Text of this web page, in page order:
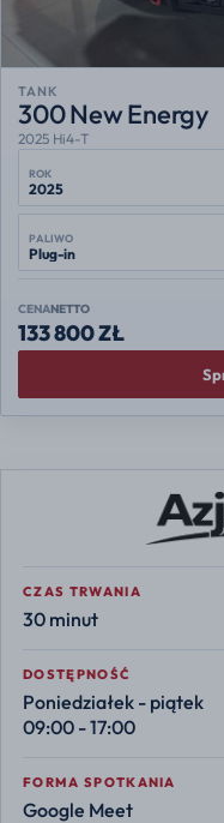
TANK
300 New Energy
2025 Hi4-T
ROK
2025
PALIWO
Plug-in
CENANETTO
133 800 ZŁ
CZAS TRWANIA
30 minut
DOSTĘPNOŚĆ
Poniedziałek - piątek
09:00 - 17:00
FORMA SPOTKANIA
Google Meet